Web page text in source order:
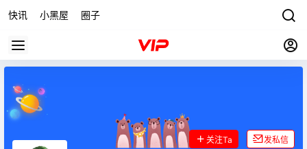
快讯 小黑屋 圈子
关注Ta 发私信